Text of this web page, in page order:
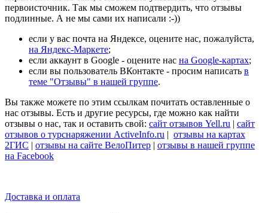
первоисточник. Так мы сможем подтвердить, что отзывы
подлинные. А не мы сами их написали :-))
если у вас почта на Яндексе, оцените нас, пожалуйста,
на Яндекс-Маркете;
если аккаунт в Google - оцените нас на Google-картах;
если вы пользователь ВКонтакте - просим написать в
теме "Отзывы" в нашей группе.
Вы также можете по этим ссылкам почитать оставленные о
нас отзывы. Есть и другие ресурсы, где можно как найти
отзывы о нас, так и оставить свой: сайт отзывов Yell.ru | сайт
отзывов о турснаряжении ActiveInfo.ru | отзывы на картах
2ГИС | отзывы на сайте ВелоПитер | отзывы в нашей группе
на Facebook
Доставка и оплата